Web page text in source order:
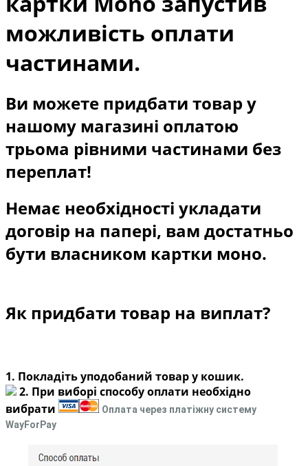
можливість оплати
частинами.
Ви можете придбати товар у
нашому магазині оплатою
трьома рівними частинами без
переплат!
Немає необхідності укладати
договір на папері, вам достатньо
бути власником картки моно.
Як придбати товар на виплат?
1. Покладіть уподобаний товар у кошик.
2. При виборі способу оплати необхідно
вибрати
Оплата через платіжну систему
WayForPay